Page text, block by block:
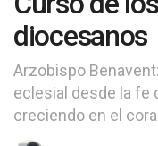
diocesanos
Arzobispo
eclesial desde la fe
creciendo en el